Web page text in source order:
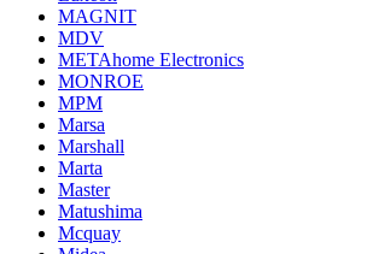
MAGNIT
MDV
METAhome Electronics
MONROE
MPM
Marsa
Marshall
Marta
Master
Matushima
Mcquay